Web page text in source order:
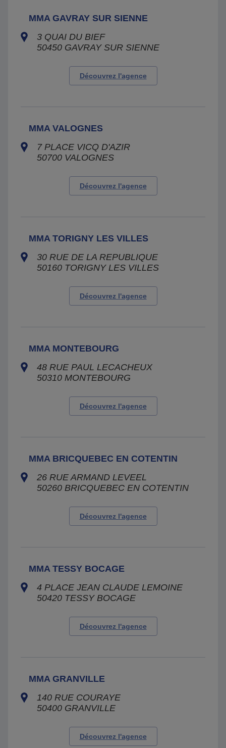
MMA GAVRAY SUR SIENNE
3 QUAI DU BIEF
50450 GAVRAY SUR SIENNE
Découvrez l'agence
MMA VALOGNES
7 PLACE VICQ D'AZIR
50700 VALOGNES
Découvrez l'agence
MMA TORIGNY LES VILLES
30 RUE DE LA REPUBLIQUE
50160 TORIGNY LES VILLES
Découvrez l'agence
MMA MONTEBOURG
48 RUE PAUL LECACHEUX
50310 MONTEBOURG
Découvrez l'agence
MMA BRICQUEBEC EN COTENTIN
26 RUE ARMAND LEVEEL
50260 BRICQUEBEC EN COTENTIN
Découvrez l'agence
MMA TESSY BOCAGE
4 PLACE JEAN CLAUDE LEMOINE
50420 TESSY BOCAGE
Découvrez l'agence
MMA GRANVILLE
140 RUE COURAYE
50400 GRANVILLE
Découvrez l'agence